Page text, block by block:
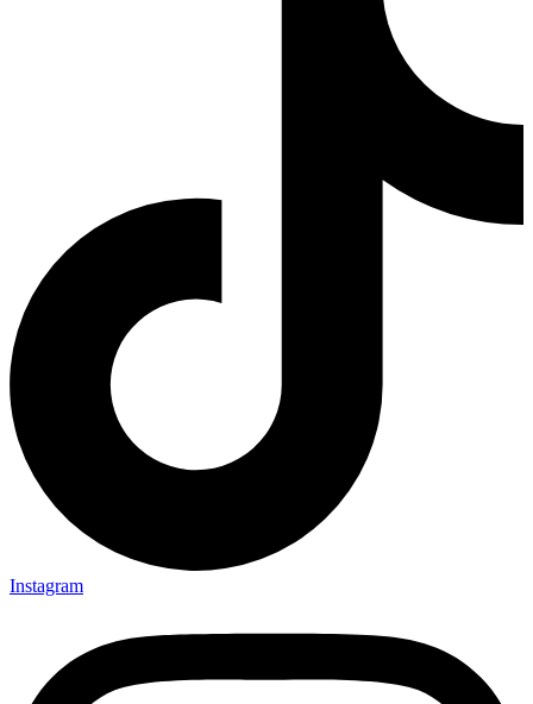
Instagram